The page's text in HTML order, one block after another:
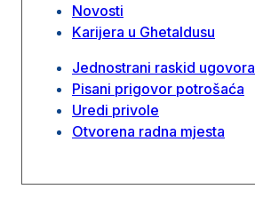
Novosti
Karijera u Ghetaldusu
Jednostrani raskid ugovora
Pisani prigovor potrošaća
Uredi privole
Otvorena radna mjesta